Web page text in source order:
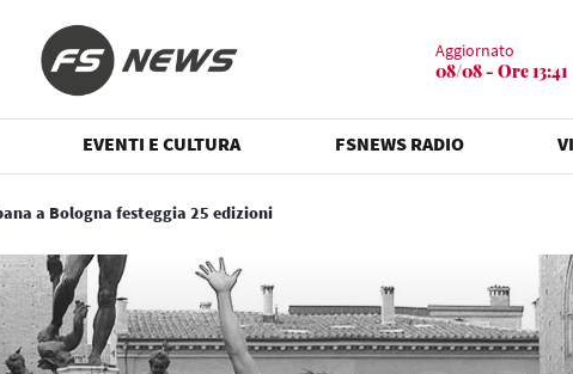
Aggiornato
08/08 - Ore 13:41
EVENTI E CULTURA FSNEWS RADIO
a Bologna festeggia 25 edizioni